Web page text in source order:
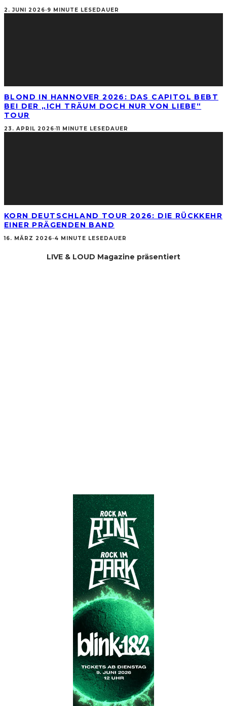
2. JUNI 2026·9 MINUTE LESEDAUER
BLOND IN HANNOVER 2026: DAS CAPITOL BEBT
BEI DER „ICH TRÄUM DOCH NUR VON LIEBE“
TOUR
23. APRIL 2026·11 MINUTE LESEDAUER
KORN DEUTSCHLAND TOUR 2026: DIE RÜCKKEHR
EINER PRÄGENDEN BAND
16. MÄRZ 2026·4 MINUTE LESEDAUER
LIVE & LOUD Magazine präsentiert